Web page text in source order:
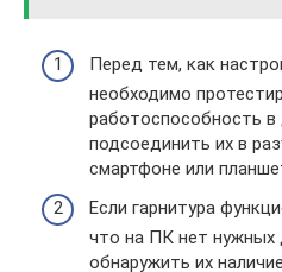
Перед тем, как
необходимо
работоспособность в
подсоединить их в
смартфоне или
Если гарнитура
что на ПК нет нужных
обнаружить их